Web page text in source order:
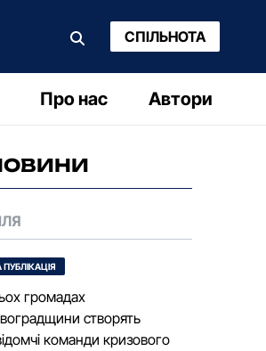
СПІЛЬНОТА
Про нас Автори
громадах
створять
команди кризового